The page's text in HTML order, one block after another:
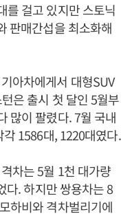
를 걸고 있지만 스토닉
판매간섭을 최소화해
아차에게서 대형SUV
은 출시 첫 달인 5월부
많이 팔렸다. 7월 국내
1586대, 1220대였다.
차는 5월 1천 대가량
다. 하지만 쌍용차는 8
하비와 격차벌리기에